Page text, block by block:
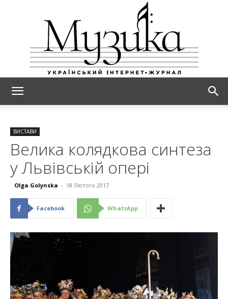
ВИСТАВИ
Велика колядкова синтеза
у Львівській опері
Olga Golynska - 18 Лютого 2017
Facebook WhatsApp